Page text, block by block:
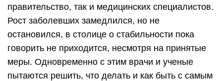
правительство, так и медицинских специалистов.
Рост заболевших замедлился, но не
остановился, в столице о стабильности пока
говорить не приходится, несмотря на принятые
меры. Одновременно с этим врачи и ученые
пытаются решить, что делать и как быть с самым